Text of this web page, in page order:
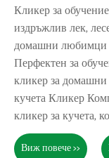
Кликер за
издръжлив лек,
домашни любимци
Перфектен за
кликер за
кучета Кликер
кликер за кучета,
Виж повече >>